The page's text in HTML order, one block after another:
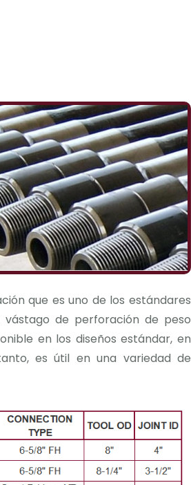
que es uno de los estándares
de perforación de peso
en los diseños estándar, en
es útil en una variedad de